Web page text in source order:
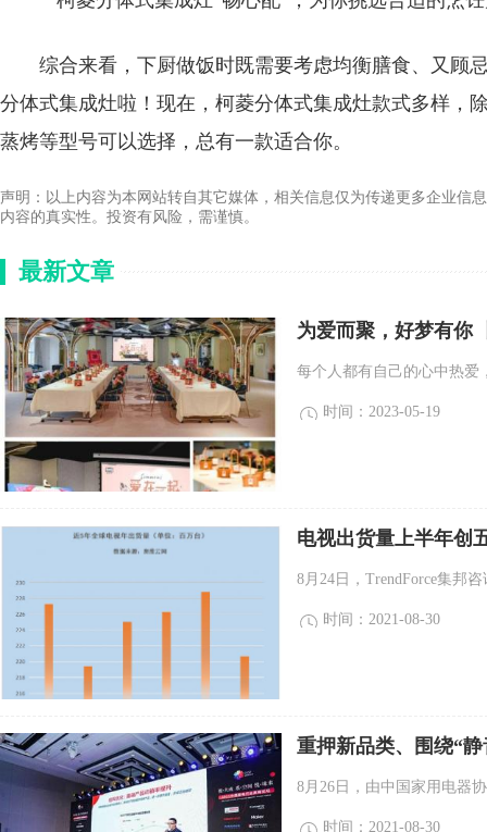
综合来看，下厨做饭时既需要考虑均衡膳食、又顾
分体式集成灶啦！现在，柯菱分体式集成灶款式多样，
蒸烤等型号可以选择，总有一款适合你。
声明：以上内容为本网站转自其它媒体，相关信息仅为传递更多企业信
内容的真实性。投资有风险，需谨慎。
最新文章
为爱而聚，好梦有你
每个人都有自己的心中热爱
时间：2023-05-19
电视出货量上半年创
8月24日，TrendForce集邦
时间：2021-08-30
重押新品类、围绕“
8月26日，由中国家用电器
时间：2021-08-30